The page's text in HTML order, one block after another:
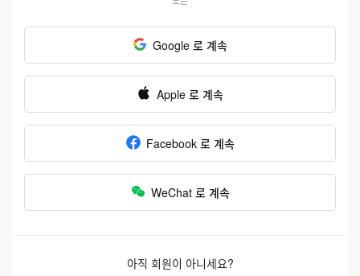
Google 로 계속
Apple 로 계속
Facebook 로 계속
WeChat 로 계속
아직 회원이 아니세요?